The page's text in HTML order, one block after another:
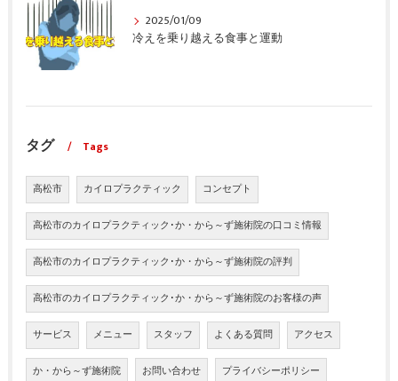
2025/01/09
冷えを乗り越える食事と運動
タグ Tags
高松市 カイロプラクティック コンセプト
高松市のカイロプラクティック･か・から～ず施術院の口コミ情報
高松市のカイロプラクティック･か・から～ず施術院の評判
高松市のカイロプラクティック･か・から～ず施術院のお客様の声
サービス メニュー スタッフ よくある質問 アクセス
か・から～ず施術院 お問い合わせ プライバシーポリシー